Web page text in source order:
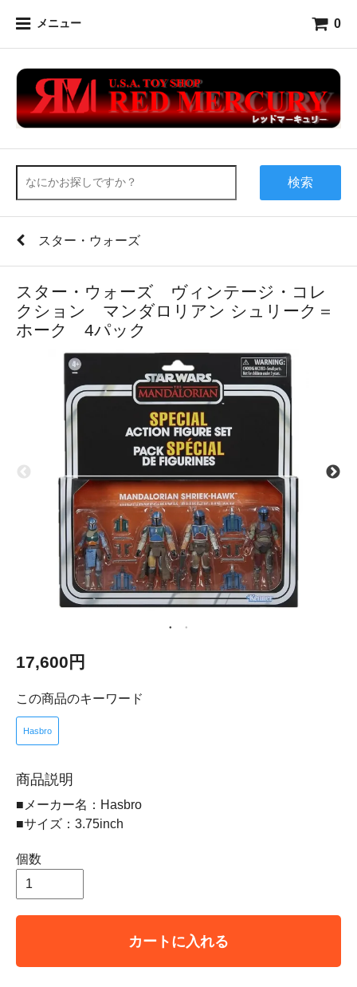
メニュー 0
検索
スター・ウォーズ
スター・ウォーズ ヴィンテージ・コレ
クション マンダロリアン シュリーク＝
ホーク 4パック
17,600円
この商品のキーワード
Hasbro
商品説明
■メーカー名：Hasbro
■サイズ：3.75inch
個数
カートに入れる